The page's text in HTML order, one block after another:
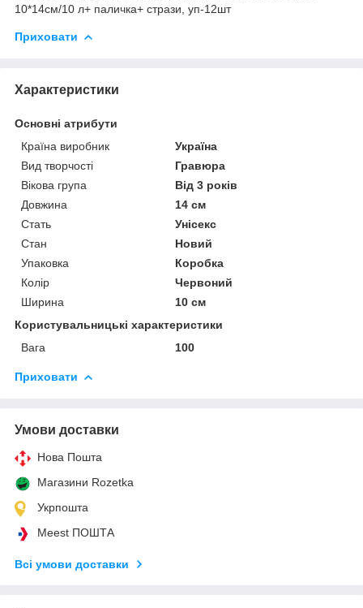
10*14см/10 л+ паличка+ стрази, уп-12шт
Приховати
Характеристики
Основні атрибути
Країна виробник
Україна
Вид творчості
Гравюра
Вікова група
Від 3 років
Довжина
14 см
Стать
Унісекс
Стан
Новий
Упаковка
Коробка
Колір
Червоний
Ширина
10 см
Користувальницькі характеристики
Вага
100
Приховати
Умови доставки
Нова Пошта
Магазини Rozetka
Укрпошта
Meest ПОШТА
Всі умови доставки